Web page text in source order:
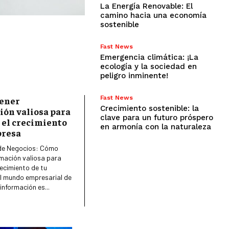
LIFESTYLE
MARKETING
AGENCIAS DE MARKETING
valiosa para
crecimiento
Negocios: Cómo
valiosa para
de tu
mundo empresarial de
es...
La Energía Renovable: El
camino hacia una economía
sostenible
Fast News
Emergencia climática: ¡La
ecología y la sociedad en
peligro inminente!
Fast News
Crecimiento sostenible: la
clave para un futuro próspero
en armonía con la naturaleza